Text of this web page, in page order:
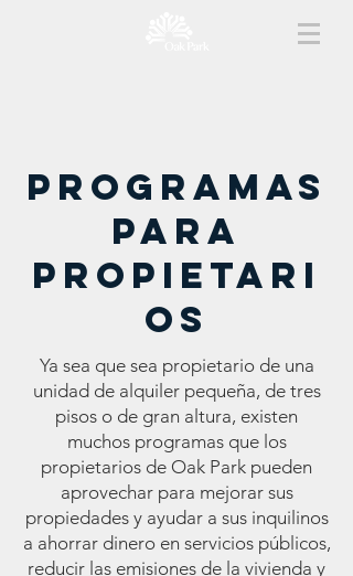
programas
para
propietari
os
Ya sea que sea propietario de una
unidad de alquiler pequeña, de tres
pisos o de gran altura, existen
muchos programas que los
propietarios de Oak Park pueden
aprovechar para mejorar sus
propiedades y ayudar a sus inquilinos
a ahorrar dinero en servicios públicos,
reducir las emisiones de la vivienda y